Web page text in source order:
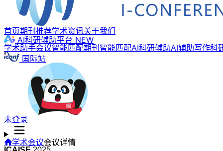
首页期刊推荐学术资讯关于我们
AI科研辅助平台 NEW
学术助手会议智能匹配期刊智能匹配AI科研辅助AI辅助写作科
国际站
未登录
学术会议会议详情